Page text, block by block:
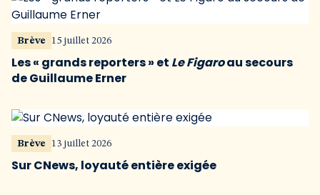
Brève 15 juillet 2026
Les « grands reporters » et Le Figaroau secours
de Guillaume Erner
Brève 13 juillet 2026
Sur CNews, loyauté entière exigée